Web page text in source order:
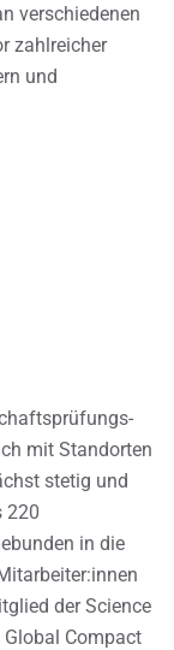
verschiedenen
zahlreicher
und
mit Standorten
stetig und
220
in die
der Science
Compact